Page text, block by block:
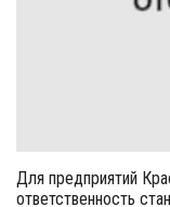
Для предприятий
ответственность